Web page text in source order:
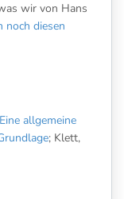
wir von Hans
noch diesen
allgemeine
; Klett,